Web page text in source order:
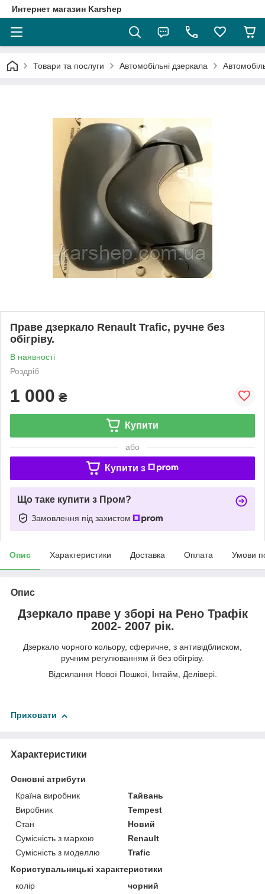
Интернет магазин Karshep
Товари та послуги Автомобільні дзеркала
Праве дзеркало Renault Trafic, ручне без
обігріву.
В наявності
Роздріб
1 000 ₴
Купити
або
Купити з
Що таке купити з Пром?
Замовлення під захистом
Опис Характеристики Доставка Оплата Умови
Опис
Дзеркало праве у зборі на Рено Трафік
2002- 2007 рік.
Дзеркало чорного кольору, сферичне, з антивідблиском,
ручним регулюванням й без обігріву.
Відсилання Нової Пошкої, Інтайм, Делівері.
Приховати
Характеристики
Основні атрибути
Країна виробник
Тайвань
Виробник
Tempest
Стан
Новий
Сумісність з маркою
Renault
Сумісність з моделлю
Trafic
Користувальницькі характеристики
колір
чорний